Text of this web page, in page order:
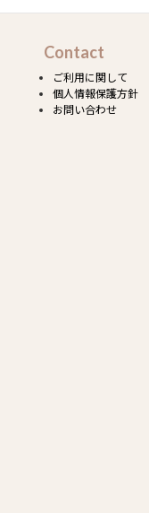
Contact
ご利用に関して
個人情報保護方針
お問い合わせ